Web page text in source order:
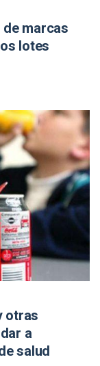
marcas
lotes
otras
a
salud